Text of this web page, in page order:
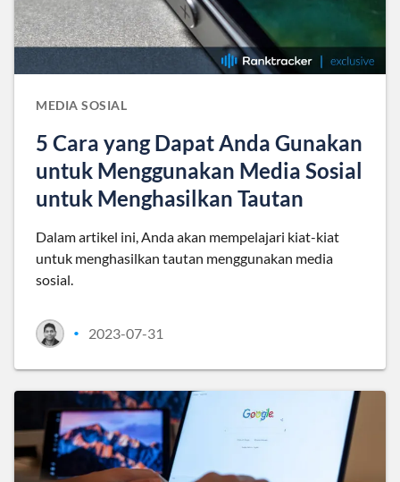
MEDIA SOSIAL
5 Cara yang Dapat Anda Gunakan
untuk Menggunakan Media Sosial
untuk Menghasilkan Tautan
Dalam artikel ini, Anda akan mempelajari kiat-kiat
untuk menghasilkan tautan menggunakan media
sosial.
• 2023-07-31